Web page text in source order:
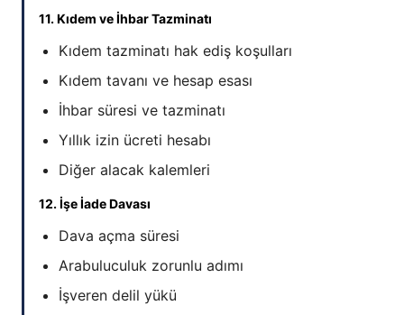
11. Kıdem ve İhbar Tazminatı
Kıdem tazminatı hak ediş koşulları
Kıdem tavanı ve hesap esası
İhbar süresi ve tazminatı
Yıllık izin ücreti hesabı
Diğer alacak kalemleri
12. İşe İade Davası
Dava açma süresi
Arabuluculuk zorunlu adımı
İşveren delil yükü